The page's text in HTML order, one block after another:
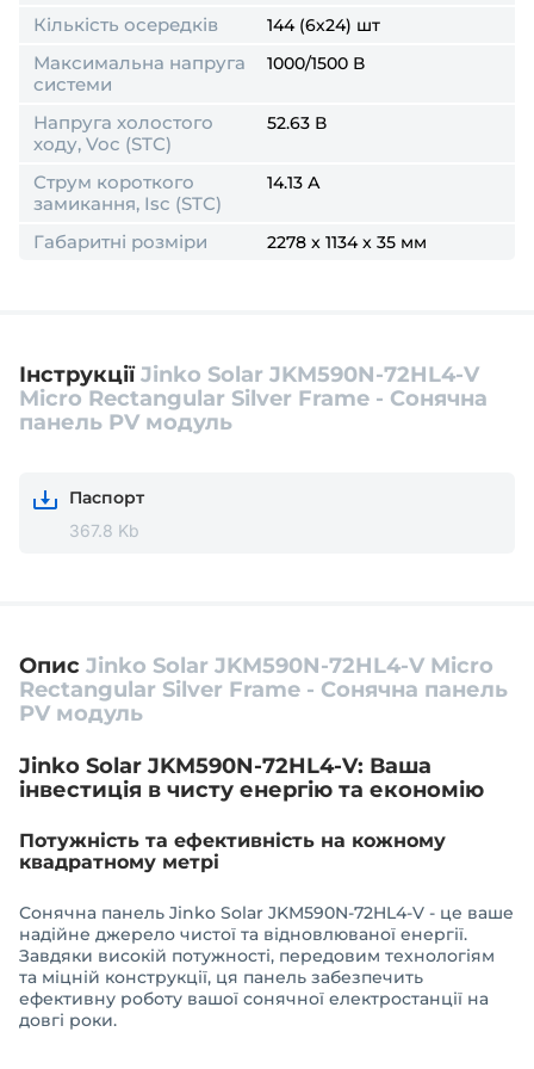
Кількість осередків 144 (6х24) шт
Максимальна напруга
системи
1000/1500 В
Напруга холостого
ходу, Voc (STC)
52.63 В
Струм короткого
замикання, Isc (STC)
14.13 А
Габаритні розміри 2278 x 1134 x 35 мм
ІнструкціїJinko Solar JKM590N-72HL4-V
Micro Rectangular Silver Frame - Сонячна
панель PV модуль
Паспорт
367.8 Kb
Опис Jinko Solar JKM590N-72HL4-V Micro
Rectangular Silver Frame - Сонячна панель
PV модуль
Jinko Solar JKM590N-72HL4-V: Ваша
інвестиція в чисту енергію та економію
Потужність та ефективність на кожному
квадратному метрі
Сонячна панель Jinko Solar JKM590N-72HL4-V - це ваше
надійне джерело чистої та відновлюваної енергії.
Завдяки високій потужності, передовим технологіям
та міцній конструкції, ця панель забезпечить
ефективну роботу вашої сонячної електростанції на
довгі роки.